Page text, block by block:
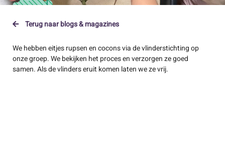
Terug naar blogs & magazines
We hebben eitjes rupsen en cocons via de vlinderstichting op
onze groep. We bekijken het proces en verzorgen ze goed
samen. Als de vlinders eruit komen laten we ze vrij.